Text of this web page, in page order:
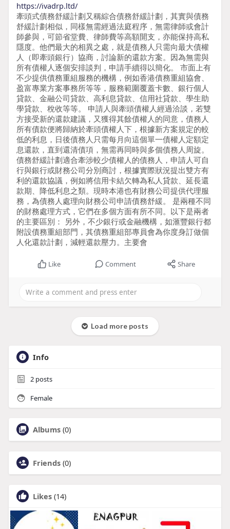
https://ivadrp.ltd/
牽頭式債務舒緩計劃又稱綜合債務舒緩計劃，其實與債務
舒緩計劃相似，同樣無需經過法庭程序，無需律師或會計
師參與，可節省堂費、律師費等高額開支，亦能保持高私
隱度。他們最大的相異之處，就是債務人只需向最大債權
人（即牽頭銀行）協商，討論新的還款方案。因為無需與
所有債權人逐個安排談判，申請手續得以簡化。 市面上有
不少提供債務重組服務的機構，例如香港債務重組協會、
盈富專業方案事務所等等，服務範圍覆蓋卡數、銀行個人
貸款、金融公司貸款、高利息貸款、信用社貸款、學生助
學貸款、稅收等等。 申請人與牽頭債權人經過洽談，若雙
方接受新的還款建議，又獲得其餘債權人的同意，債務人
所有債款便將歸納於牽頭債權人下，根據新方案規定的較
低的利息，日後債務人只需每月向這個單一債權人定額定
息還款，直到還清債項，無需再同時與多個債務人周旋。
債務舒緩計劃適合牽涉較少債權人的債務人，申請人可自
行與銀行或財務公司分別商討，根據實際狀況提出雙方有
利的還款協議，例如將信用卡結欠轉為私人貸款、延長還
款期、降低利息之類。現時本港也有財務公司提供代理服
務，為債務人處理向財務公司申請債務舒緩。 是兩種不同
的財務處理方式，它們在多個方面有所不同。以下是兩者
的主要區別： 另外，不少銀行或金融機構，如滙豐銀行都
附設債務重組部門，其債務重組部專員會為你度身訂做個
人化還款計劃，減輕還款壓力。主要會
Like Comment Share
Load more posts
Info
2posts
Female
Albums (0)
Friends (0)
Likes (14)